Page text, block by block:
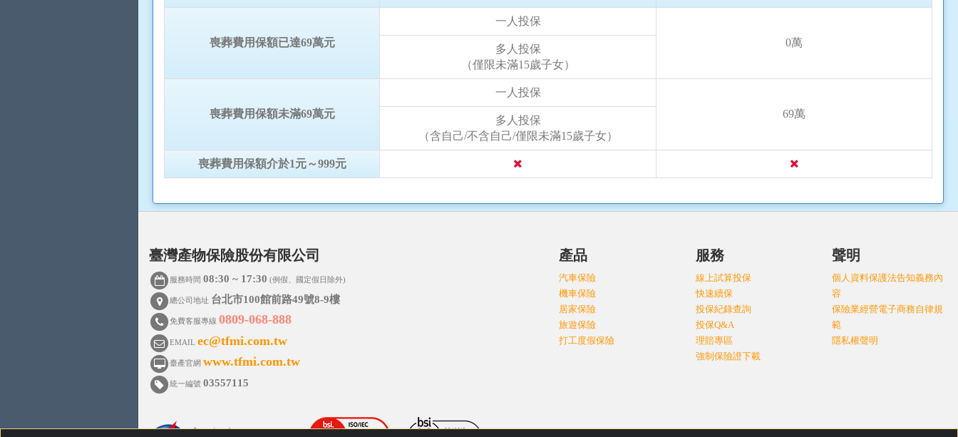
喪葬費用保額已達69萬元
一人投保
0萬
多人投保
（僅限未滿15歲子女）
喪葬費用保額未滿69萬元
一人投保
69萬
多人投保
（含自己/不含自己/僅限未滿15歲子女）
喪葬費用保額介於1元～999元
臺灣產物保險股份有限公司
服務時間08:30 ~ 17:30 (例假、國定假日除外)
總公司地址 台北市100館前路49號8-9樓
免費客服專線0809-068-888
EMAILec@tfmi.com.tw
臺產官網www.tfmi.com.tw
統一編號03557115
產品
汽車保險
機車保險
居家保險
旅遊保險
打工度假保險
服務
線上試算投保
快速續保
投保紀錄查詢
投保Q&A
理賠專區
強制保險證下載
聲明
個人資料保護法告知義務內
容
保險業經營電子商務自律規
範
隱私權聲明